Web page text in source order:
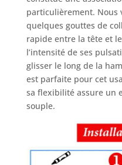
particulièrement. Nous
quelques gouttes de
rapide entre la tête et
l’intensité de ses
glisser le long de la
est parfaite pour cet
sa flexibilité assure un
souple.